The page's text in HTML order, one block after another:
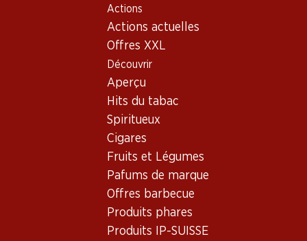
Actions
Actions actuelles
Offres XXL
Découvrir
Aperçu
Hits du tabac
Spiritueux
Cigares
Fruits et Légumes
Pafums de marque
Offres barbecue
Produits phares
Produits IP-SUISSE
Shop des Vins
Sauvignon Blanc, France
Château Bonnet Blanc
Entre-deux-Mers AOC
Raimbault-Pineau Cuvée